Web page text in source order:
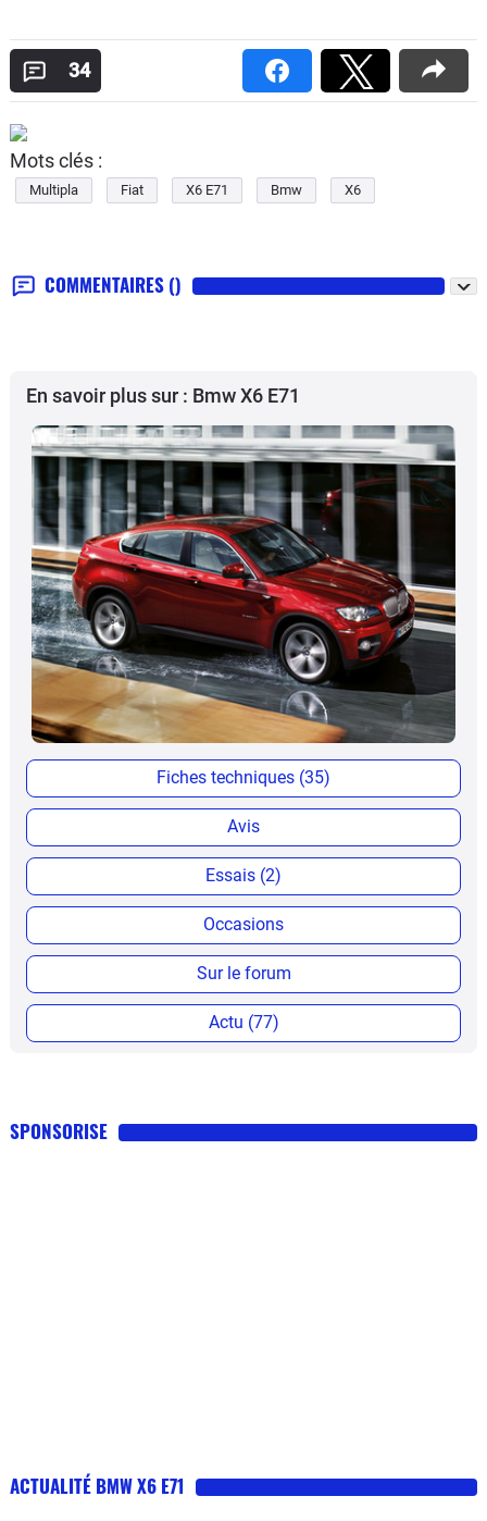
34
Mots clés :
Multipla Fiat X6 E71 Bmw X6
COMMENTAIRES ()
En savoir plus sur : Bmw X6 E71
Fiches techniques (35)
Avis
Essais (2)
Occasions
Sur le forum
Actu (77)
SPONSORISE
ACTUALITÉ BMW X6 E71